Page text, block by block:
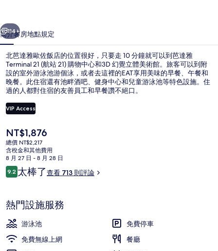
店
的
相
片
集
個 下一個
114+
簡介客房地點規定
北芭達雅歐佐飯店的位置很好，只要走 10 分鐘就可以到芭達雅
Terminal 21 (航站 21) 購物中心和3D 幻覺立體美術館。旅客可以到附
設的室外游泳池游個泳，或者去這裡的EAT享用美味的早餐、午餐和
晚餐。此住宿還有池畔酒吧、健身中心和兒童游泳池等特色設施。住
過的人都對住宿的友善員工和早餐讚不絕口。
VIP Access
目
前
的
價
格
是
NT$1,876
總價 NT$2,217
含稅金和其他費用
8 月 27 日 - 8 月 28 日
評
論
9.29.2 分，滿分 10 分，
太棒了查看 713 則評論
熱門設施服務
游泳池
免費停車
免費無線上網
餐廳